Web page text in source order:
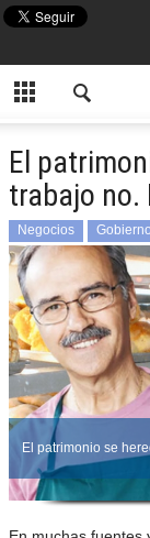
El
trabajo no.
Negocios
El patrimonio se